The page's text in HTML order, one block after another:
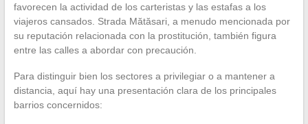
favorecen la actividad de los carteristas y las estafas a los
viajeros cansados. Strada Mătăsari, a menudo mencionada por
su reputación relacionada con la prostitución, también figura
entre las calles a abordar con precaución.
Para distinguir bien los sectores a privilegiar o a mantener a
distancia, aquí hay una presentación clara de los principales
barrios concernidos: